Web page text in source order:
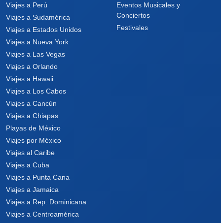
Viajes a Perú
Viajes a Sudamérica
Viajes a Estados Unidos
Viajes a Nueva York
Viajes a Las Vegas
Viajes a Orlando
Viajes a Hawaii
Viajes a Los Cabos
Viajes a Cancún
Viajes a Chiapas
Playas de México
Viajes por México
Viajes al Caribe
Viajes a Cuba
Viajes a Punta Cana
Viajes a Jamaica
Viajes a Rep. Dominicana
Viajes a Centroamérica
Eventos Musicales y
Conciertos
Festivales